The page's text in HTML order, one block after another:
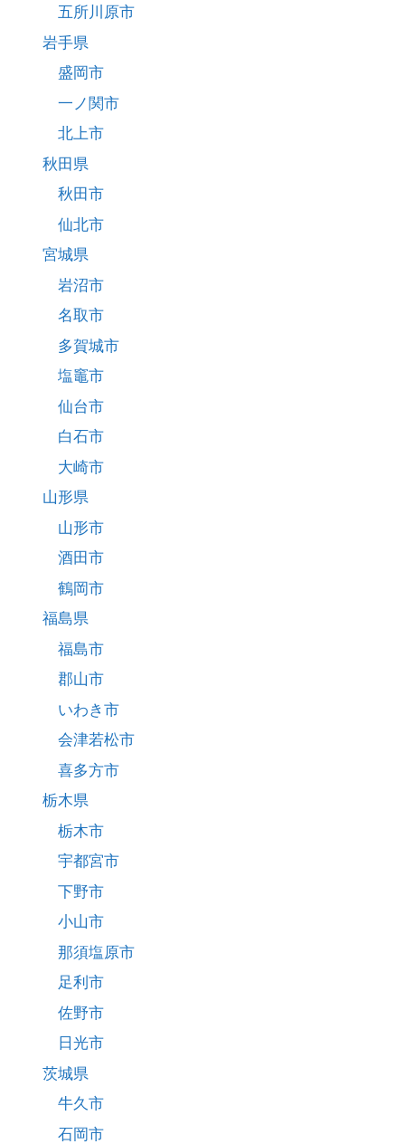
五所川原市
岩手県
盛岡市
一ノ関市
北上市
秋田県
秋田市
仙北市
宮城県
岩沼市
名取市
多賀城市
塩竈市
仙台市
白石市
大崎市
山形県
山形市
酒田市
鶴岡市
福島県
福島市
郡山市
いわき市
会津若松市
喜多方市
栃木県
栃木市
宇都宮市
下野市
小山市
那須塩原市
足利市
佐野市
日光市
茨城県
牛久市
石岡市